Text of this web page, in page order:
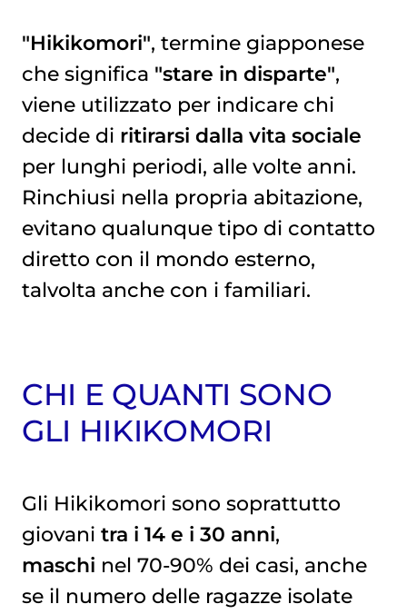
"Hikikomori", termine giapponese
che significa "stare in disparte",
viene utilizzato per indicare chi
decide di ritirarsi dalla vita sociale
per lunghi periodi, alle volte anni.
Rinchiusi nella propria abitazione,
evitano qualunque tipo di contatto
diretto con il mondo esterno,
talvolta anche con i familiari.
CHI E QUANTI SONO
GLI HIKIKOMORI
Gli Hikikomori sono soprattutto
giovani tra i 14 e i 30 anni,
maschi nel 70-90% dei casi, anche
se il numero delle ragazze isolate